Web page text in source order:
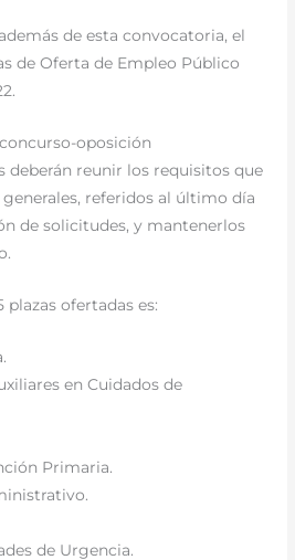
de esta convocatoria, el
de Oferta de Empleo Público
oposición
deberán reunir los requisitos que
generales, referidos al último día
de solicitudes, y mantenerlos
plazas ofertadas es:
en Cuidados de
Primaria.
de Urgencia.